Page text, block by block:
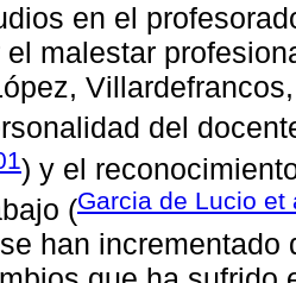
en el
el malestar
del
) y el
(Garcia de Lucio et
han